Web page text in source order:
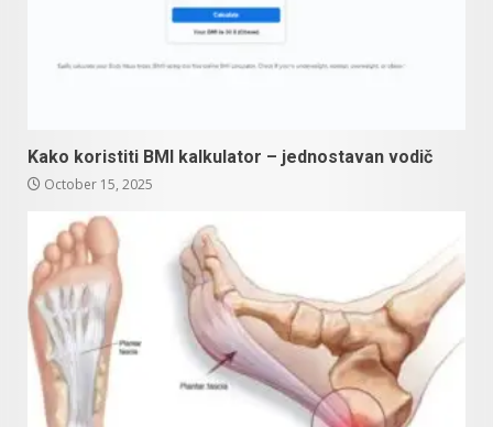
Kako koristiti BMI kalkulator – jednostavan vodič
October 15, 2025